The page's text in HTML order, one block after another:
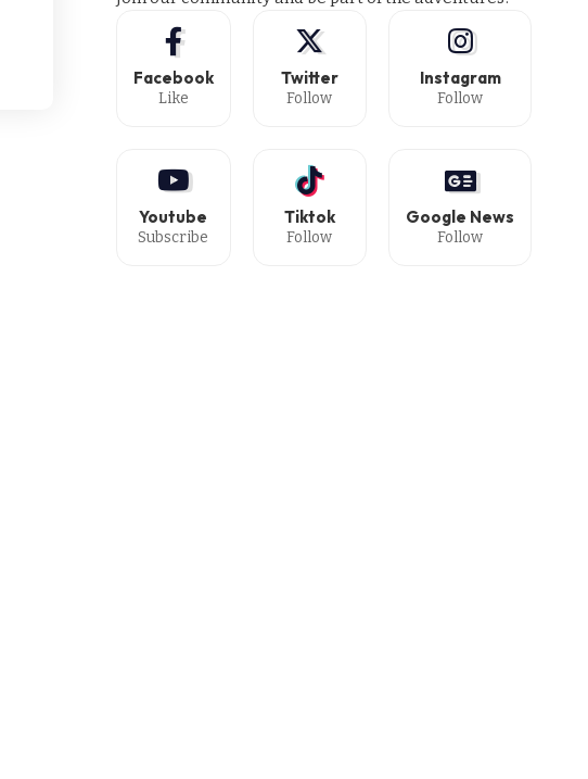
Facebook
Like
Twitter
Follow
Instagram
Follow
Youtube
Subscribe
Tiktok
Follow
Google News
Follow